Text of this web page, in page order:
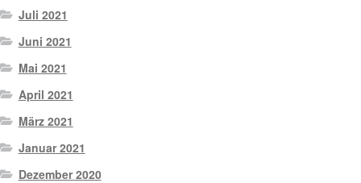
Juli 2021
Juni 2021
Mai 2021
April 2021
März 2021
Januar 2021
Dezember 2020